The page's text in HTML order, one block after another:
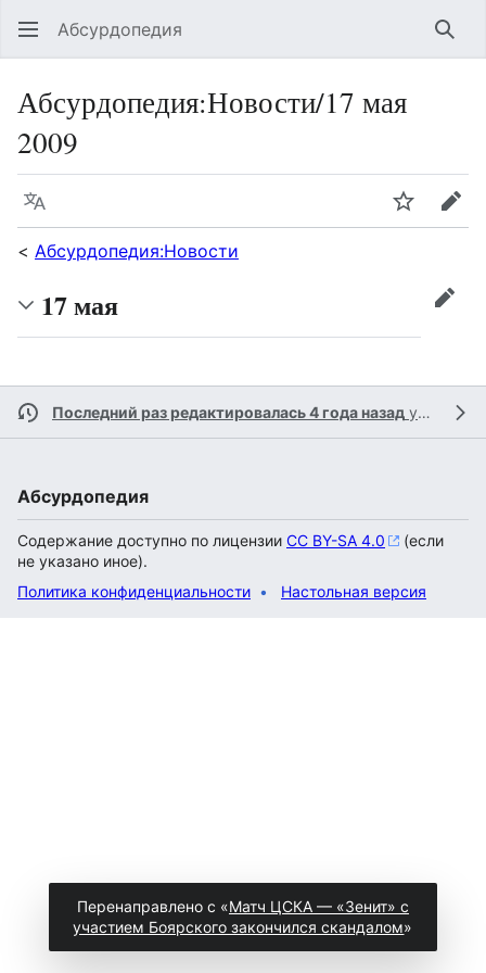
Абсурдопедия
Абсурдопедия:Новости/17 мая
2009
Язык
< Абсурдопедия:Новости
17 мая
Последний раз редактировалась 4 года назад участником
Абсурдопедия
Содержание доступно по лицензии CC BY-SA 4.0
(если
не указано иное).
Политика конфиденциальности
Настольная версия
Перенаправлено с «Матч ЦСКА — «Зенит» с
участием Боярского закончился скандалом»